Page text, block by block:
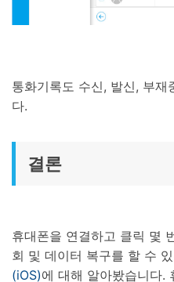
통화기록도 수신, 발신, 부
다.
결론
휴대폰을 연결하고 클릭 몇
회 및 데이터 복구를 할 수
(iOS)에 대해 알아봤습니다.